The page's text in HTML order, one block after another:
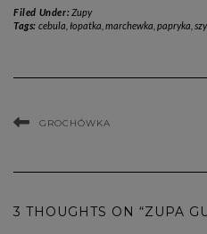
Filed Under: Zupy
Tags: cebula łopatka marchewka papryka
GROCHÓWKA
3 THOUGHTS ON “ZUPA